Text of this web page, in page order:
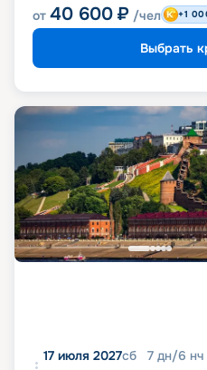
от 40 600 ₽ /чел +1
Выбрать
17 июля 2027сб 7 дн/6 нч